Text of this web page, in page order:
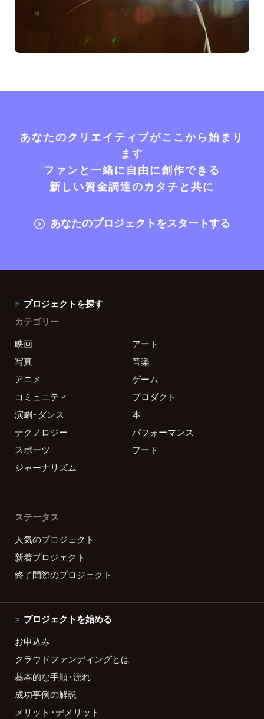
あなたのクリエイティブがここから始まり
ます
ファンと一緒に自由に創作できる
新しい資金調達のカタチと共に
あなたのプロジェクトをスタートする
プロジェクトを探す
カテゴリー
映画
アート
写真
音楽
アニメ
ゲーム
コミュニティ
プロダクト
演劇・ダンス
本
テクノロジー
パフォーマンス
スポーツ
フード
ジャーナリズム
ステータス
人気のプロジェクト
新着プロジェクト
終了間際のプロジェクト
プロジェクトを始める
お申込み
クラウドファンディングとは
基本的な手順・流れ
成功事例の解説
メリット・デメリット